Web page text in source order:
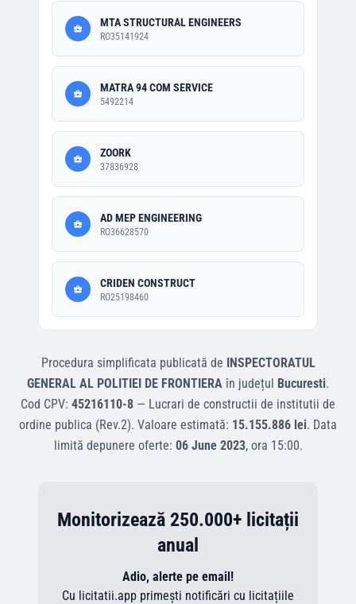
MTA STRUCTURAL ENGINEERS
RO35141924
MATRA 94 COM SERVICE
5492214
ZOORK
37836928
AD MEP ENGINEERING
RO36628570
CRIDEN CONSTRUCT
RO25198460
Procedura simplificata publicată de INSPECTORATUL
GENERAL AL POLITIEI DE FRONTIERA în județul Bucuresti.
Cod CPV: 45216110-8 — Lucrari de constructii de institutii de
ordine publica (Rev.2). Valoare estimată: 15.155.886 lei. Data
limită depunere oferte: 06 June 2023, ora 15:00.
Monitorizează 250.000+ licitații
anual
Adio, alerte pe email!
Cu licitatii.app primești notificări cu licitațiile